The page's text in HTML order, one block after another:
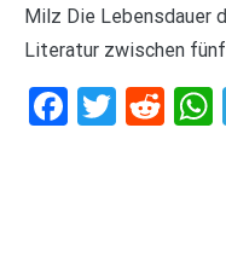
Milz Die Lebensdauer
Literatur zwischen
Facebook